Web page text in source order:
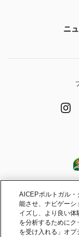
ニ
AICEPポルトガル
能させ、ナビゲーシ
イズし、より良い体
を分析するために
を受け入れる」オ